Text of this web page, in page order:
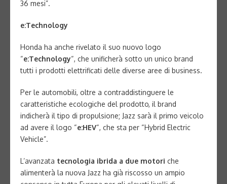
36 mesi”.
e:Technology
Honda ha anche rivelato il suo nuovo logo
“e:Technology“, che unificherà sotto un unico brand
tutti i prodotti elettrificati delle diverse aree di business.
Per le automobili, oltre a contraddistinguere le
caratteristiche ecologiche del prodotto, il brand
indicherà il tipo di propulsione; Jazz sarà il primo veicolo
ad avere il logo “e:HEV“, che sta per “Hybrid Electric
Vehicle”.
L’avanzata tecnologia ibrida a due motori che
alimenterà la nuova Jazz ha già riscosso un ampio